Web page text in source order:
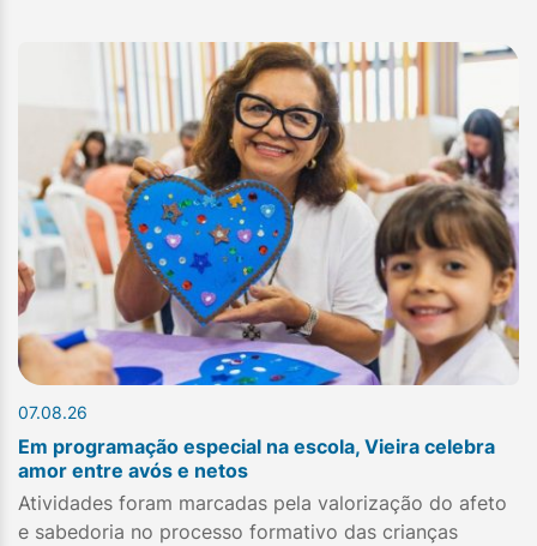
07.08.26
Em programação especial na escola, Vieira celebra
amor entre avós e netos
Atividades foram marcadas pela valorização do afeto
e sabedoria no processo formativo das crianças